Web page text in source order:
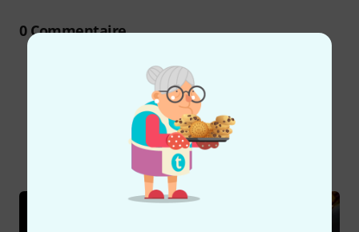
0Commentaire
Le saviez-vous?
Tout Guides